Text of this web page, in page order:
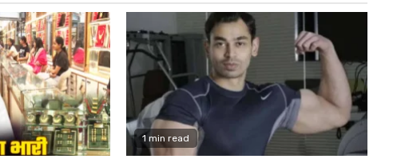
1 min read